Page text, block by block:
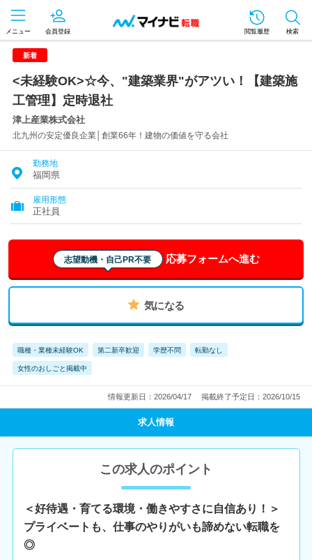
メニュー 会員登録 閲覧履歴 検索
新着
<未経験OK>☆今、"建築業界"がアツい！【建築施
工管理】定時退社
津上産業株式会社
北九州の安定優良企業│創業66年！建物の価値を守る会社
勤務地
福岡県
雇用形態
正社員
志望動機・自己PR不要 応募フォームへ進む
気になる
職種・業種未経験OK 第二新卒歓迎 学歴不問 転勤なし
女性のおしごと掲載中
情報更新日：2026/04/17 掲載終了予定日：2026/10/15
求人情報
この求人のポイント
＜好待遇・育てる環境・働きやすさに自信あり！＞
プライベートも、仕事のやりがいも諦めない転職を
◎